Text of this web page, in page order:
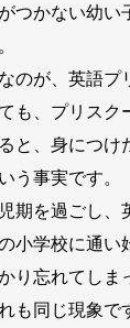
つかない幼い
のが、英語プ
も、プリスク
と、身につけ
う事実です。
期を過ごし、
小学校に通い
り忘れてしま
も同じ現象で